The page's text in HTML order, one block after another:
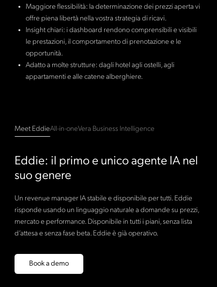
Maggiore flessibilità: la determinazione dei prezzi aperta vi
offre piena libertà nella vostra strategia di ricavi.
Insight chiari: i dashboard rendono comprensibili e visibili
le prestazioni, il comportamento di prenotazione e le
opportunità.
Adatto a molte strutture: dagli hotel agli ostelli, agli
appartamenti e alle catene alberghiere.
Meet EddieAll-in-oneVera Business Intelligence
Eddie: il primo e unico agente IA nel
suo genere
Un revenue manager IA stabile e disponibile per tutti. Eddie
risponde usando un linguaggio naturale a domande su prezzi,
mercato e performance. Disponibile in tutti i piani, senza lista
d’attesa e senza fase beta. Eddie è già operativo.
Book a demo